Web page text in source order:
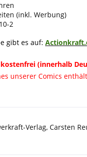
(inkl. Werbung)
2
gibt es auf:
(innerhalb
unserer Comics
Verlag, Carsten